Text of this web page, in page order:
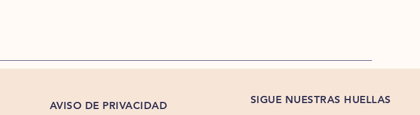
AVISO DE PRIVACIDAD SIGUE NUESTRAS HUELLAS